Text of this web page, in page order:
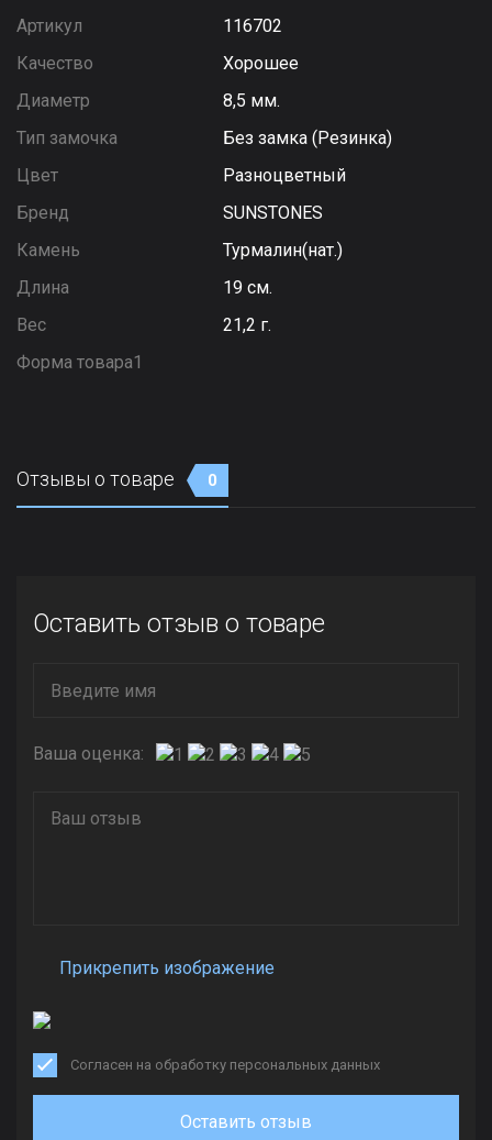
Артикул
116702
Качество
Хорошее
Диаметр
8,5 мм.
Тип замочка
Без замка (Резинка)
Цвет
Разноцветный
Бренд
SUNSTONES
Камень
Турмалин(нат.)
Длина
19 см.
Вес
21,2 г.
Форма товара1
Отзывы о товаре 0
Оставить отзыв о товаре
Ваша оценка:
Прикрепить изображение
Согласен на обработку персональных данных
Оставить отзыв